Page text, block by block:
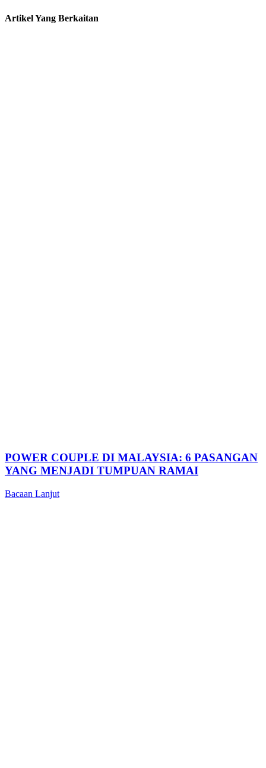
Artikel Yang Berkaitan
POWER COUPLE DI MALAYSIA: 6 PASANGAN
YANG MENJADI TUMPUAN RAMAI
Bacaan Lanjut